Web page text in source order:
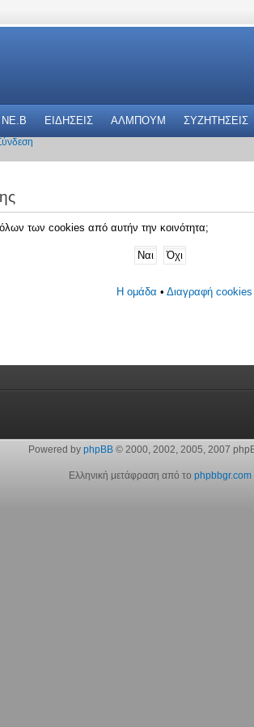
ΕΙΔΗΣΕΙΣ ΑΛΜΠΟΥΜ ΣΥΖΗΤΗΣΕΙΣ
όλων των cookies από αυτήν την κοινότητα;
Η ομάδα • Διαγραφή
Powered by phpBB© 2000, 2002, 2005, 2007
Ελληνική μετάφραση από το phpbbgr.com